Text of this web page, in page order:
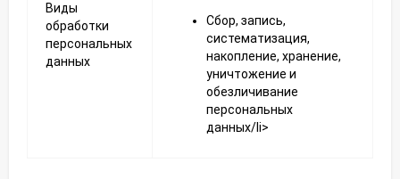
Виды
обработки
персональных
данных
Сбор, запись,
систематизация,
накопление, хранение,
уничтожение и
обезличивание
персональных
данных/li>